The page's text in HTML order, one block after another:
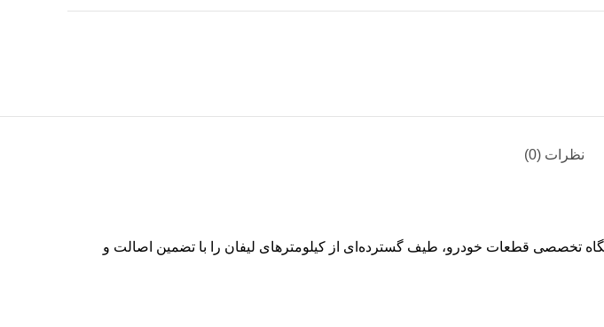
نظرات (0)
تخصصی قطعات خودرو، طیف گسترده‌ای از کیلومترهای لیفان را با تضمین اصالت و